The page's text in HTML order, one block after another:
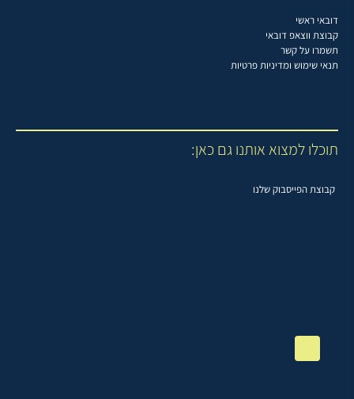
דובאי ראשי
קבוצת ווצאפ דובאי
תשמרו על קשר
תנאי שימוש ומדיניות פרטיות
תוכלו למצוא אותנו גם כאן:
קבוצת הפייסבוק שלנו